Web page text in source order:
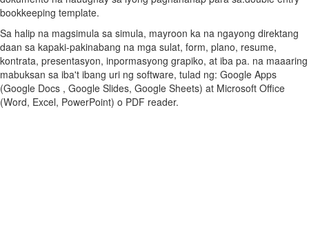
bookkeeping template.
Sa halip na magsimula sa simula, mayroon ka na ngayong direktang
daan sa kapaki-pakinabang na mga sulat, form, plano, resume,
kontrata, presentasyon, inpormasyong grapiko, at iba pa. na maaaring
mabuksan sa iba't ibang uri ng software, tulad ng: Google Apps
(Google Docs , Google Slides, Google Sheets) at Microsoft Office
(Word, Excel, PowerPoint) o PDF reader.